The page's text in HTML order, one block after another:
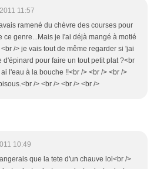
11:57
ramené du chèvre des courses pour
ce genre...Mais je l'ai déjà mangé à motié
<br /> je vais tout de même regarder si 'jai
d'épinard pour faire un tout petit plat ?<br
l'eau à la bouche !!<br /> <br /> <br />
/> <br /> <br /> <br />
10:49
que la tete d'un chauve lol<br />